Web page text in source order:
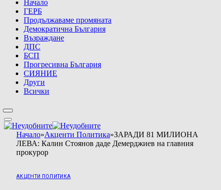
Начало
ГЕРБ
Продължаваме промяната
Демократична България
Възраждане
ДПС
БСП
Прогресивна България
СИЯНИЕ
Други
Всички
Начало»Акценти Политика»ЗАРАДИ 81 МИЛИОНА
ЛЕВА: Калин Стоянов даде Демерджиев на главния
прокурор
АКЦЕНТИ ПОЛИТИКА